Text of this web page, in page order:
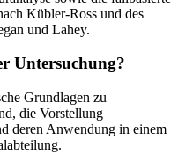
Kübler-Ross und des
und Lahey.
Untersuchung?
Grundlagen zu
die Vorstellung
deren Anwendung in einem